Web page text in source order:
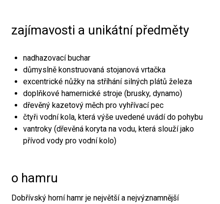
zajímavosti a unikátní předměty
nadhazovací buchar
důmyslně konstruovaná stojanová vrtačka
excentrické nůžky na stříhání silných plátů železa
doplňkové hamernické stroje (brusky, dynamo)
dřevěný kazetový měch pro vyhřívací pec
čtyři vodní kola, která výše uvedené uvádí do pohybu
vantroky (dřevěná koryta na vodu, která slouží jako
přívod vody pro vodní kolo)
o hamru
Dobřívský horní hamr je největší a nejvýznamnější